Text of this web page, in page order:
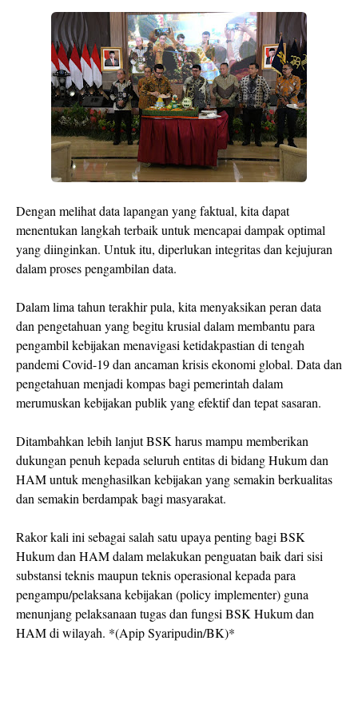
Dengan melihat data lapangan yang faktual, kita dapat
menentukan langkah terbaik untuk mencapai dampak optimal
yang diinginkan. Untuk itu, diperlukan integritas dan kejujuran
dalam proses pengambilan data.
Dalam lima tahun terakhir pula, kita menyaksikan peran data
dan pengetahuan yang begitu krusial dalam membantu para
pengambil kebijakan menavigasi ketidakpastian di tengah
pandemi Covid-19 dan ancaman krisis ekonomi global. Data dan
pengetahuan menjadi kompas bagi pemerintah dalam
merumuskan kebijakan publik yang efektif dan tepat sasaran.
Ditambahkan lebih lanjut BSK harus mampu memberikan
dukungan penuh kepada seluruh entitas di bidang Hukum dan
HAM untuk menghasilkan kebijakan yang semakin berkualitas
dan semakin berdampak bagi masyarakat.
Rakor kali ini sebagai salah satu upaya penting bagi BSK
Hukum dan HAM dalam melakukan penguatan baik dari sisi
substansi teknis maupun teknis operasional kepada para
pengampu/pelaksana kebijakan (policy implementer) guna
menunjang pelaksanaan tugas dan fungsi BSK Hukum dan
HAM di wilayah. *(Apip Syaripudin/BK)*